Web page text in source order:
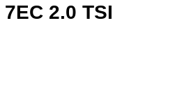
2.0 TSI